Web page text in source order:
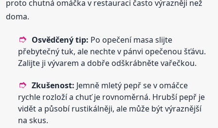
proto chutná omáčka v restauraci často výrazněji než
doma.
Osvědčený tip: Po opečení masa slijte
přebytečný tuk, ale nechte v pánvi opečenou šťávu.
Zalijte ji vývarem a dobře odškrábněte vařečkou.
Zkušenost: Jemně mletý pepř se v omáčce
rychle rozloží a chuť je rovnoměrná. Hrubší pepř je
vidět a působí rustikálněji, ale může být výraznější
na skus.